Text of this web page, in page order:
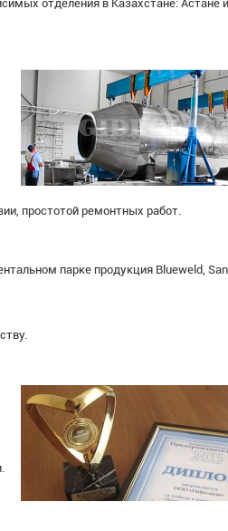
простотой ремонтных работ.
парке продукция Blueweld,